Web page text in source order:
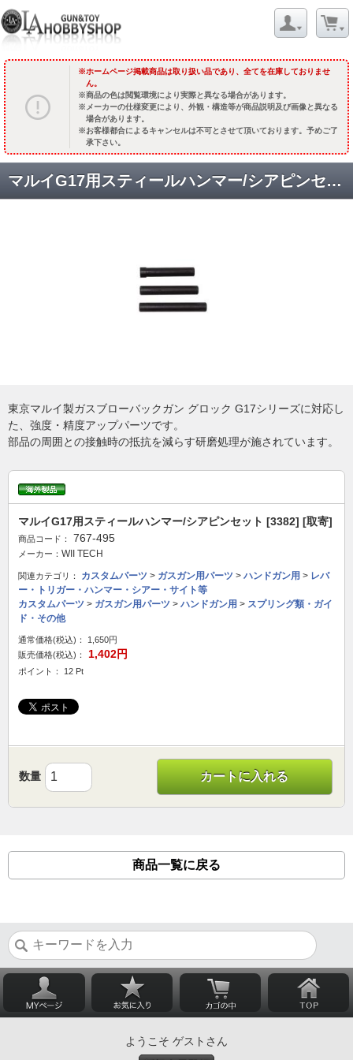
ホームページ掲載商品は取り扱い品であり、全てを在庫しておりませ
ん。
商品の色は閲覧環境により実際と異なる場合があります。
メーカーの仕様変更により、外観・構造等が商品説明及び画像と異なる
場合があります。
お客様都合によるキャンセルは不可とさせて頂いております。予めご了
承下さい。
マルイG17用スティールハンマー/シアピンセット [3382] [取寄]
東京マルイ製ガスブローバックガン グロック G17シリーズに対応し
た、強度・精度アップパーツです。
部品の周囲との接触時の抵抗を減らす研磨処理が施されています。
マルイG17用スティールハンマー/シアピンセット [3382] [取寄]
商品コード： 767-495
メーカー： WII TECH
関連カテゴリ： カスタムパーツ > ガスガン用パーツ > ハンドガン用 > レバ
ー・トリガー・ハンマー・シアー・サイト等
カスタムパーツ > ガスガン用パーツ > ハンドガン用 > スプリング類・ガイ
ド・その他
通常価格(税込)：
1,650円
販売価格(税込)：
1,402円
ポイント： 12 Pt
数量 カートに入れる
商品一覧に戻る
ようこそ ゲストさん